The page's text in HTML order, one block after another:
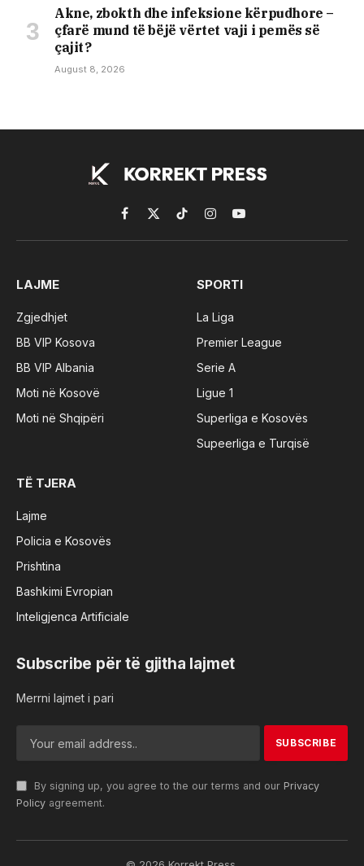
Akne, zbokth dhe infeksione kërpudhore –
çfarë mund të bëjë vërtet vaji i pemës së
çajit?
August 8, 2026
Facebook
X
(Twitter)
TikTokInstagramYouTube
LAJME
Zgjedhjet
BB VIP Kosova
BB VIP Albania
Moti në Kosovë
Moti në Shqipëri
SPORTI
La Liga
Premier League
Serie A
Ligue 1
Superliga e Kosovës
Supeerliga e Turqisë
TË TJERA
Lajme
Policia e Kosovës
Prishtina
Bashkimi Evropian
Inteligjenca Artificiale
Subscribe për të gjitha lajmet
Merrni lajmet i pari
By signing up, you agree to the our terms and our Privacy
Policy agreement.